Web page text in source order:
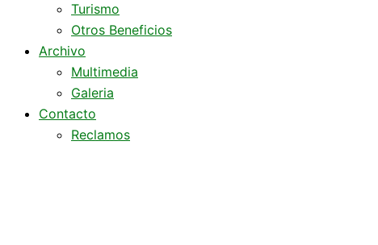
Turismo
Otros Beneficios
Archivo
Multimedia
Galeria
Contacto
Reclamos